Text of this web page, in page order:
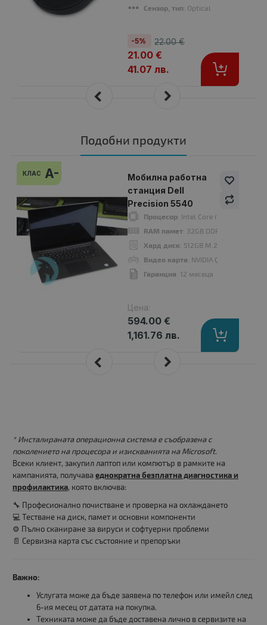
Сензор, тип: Optical
-5% 22.00 €
21.00 €
41.07 лв.
Подобни продукти
КЛАС A-
Мобилна работна
станция Dell
Precision 5540
Процесор: Intel Core i7 9850H
RAM памет: 32GB DDR4
Хард диск: 512GB M.2 NVMe SSD
Видео карта: NVIDIA Quadro T2000
Гаранция: 12 месеца
Цена:
594.00 €
1,161.76 лв.
* Инсталираната операционна система е съобразена с
поколението на процесора и изискванията на Microsoft.
Всеки клиент, закупил лаптоп или компютър в рамките на
кампанията, получава еднократна безплатна диагностика и
профилактика, която включва:
🔧 Професионално почистване и проверка на охлаждането
💻 Тестване на диск, памет и основни компоненти
⚙️ Пълно сканиране за вируси и софтуерни проблеми
📄 Сервизна карта със състояние и препоръки
Важно:
Услугата може да бъде заявена по телефон или имейл след
6-ия месец от датата на покупка.
Техниката може да бъде доставена лично в сервизите на